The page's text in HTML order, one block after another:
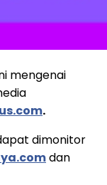
mengenai
.
dimonitor
dan